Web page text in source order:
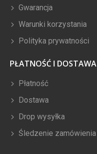
Gwarancja
Warunki korzystania
Polityka prywatności
PŁATNOŚĆ I DOSTAWA
Płatność
Dostawa
Drop wysyłka
Śledzenie zamówienia